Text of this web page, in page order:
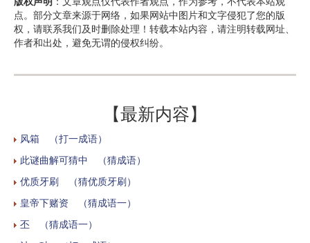
点。部分文章来源于网络，如果网站中图片和文字侵犯了您的版
权，请联系我们及时删除处理！转载本站内容，请注明转载网址、
作者和出处，避免无谓的侵权纠纷。
【最新内容】
风箱 （打一成语）
此谜曲解可猜中 （猜成语）
优质牙刷 （猜优质牙刷）
皇帝下赌资 （猜成语一）
丕 （猜成语一）